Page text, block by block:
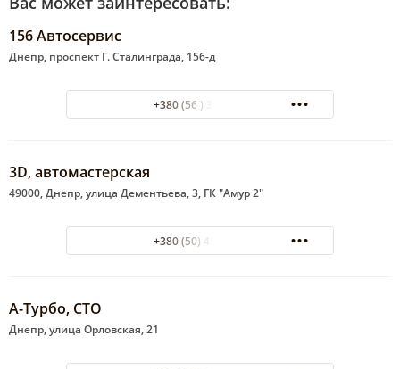
156 Автосервис
Днепр, проспект Г. Сталинграда, 156-д
+380 (56 ) 337-095
3D, автомастерская
49000, Днепр, улица Дементьева, 3, ГК "Амур 2"
+380 (50) 4524977
А-Турбо, СТО
Днепр, улица Орловская, 21